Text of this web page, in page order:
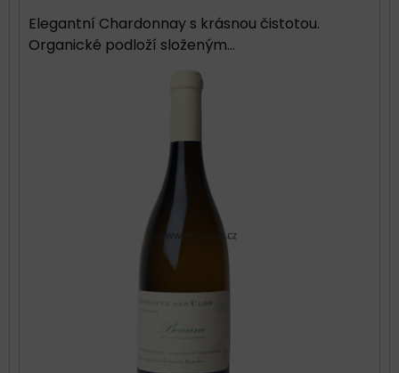
Elegantní Chardonnay s krásnou čistotou.
Organické podloží složeným...